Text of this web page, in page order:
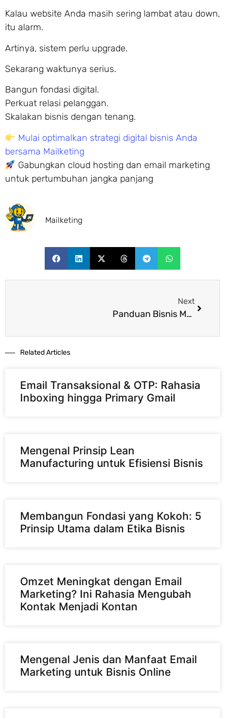
Kalau website Anda masih sering lambat atau down,
itu alarm.
Artinya, sistem perlu upgrade.
Sekarang waktunya serius.
Bangun fondasi digital.
Perkuat relasi pelanggan.
Skalakan bisnis dengan tenang.
Mulai optimalkan strategi digital bisnis Anda
bersama Mailketing
Gabungkan cloud hosting dan email marketing
untuk pertumbuhan jangka panjang
Mailketing
Next
Panduan Bisnis Menguntungkan: Fokus Profit Sejak Awal
Related Articles​
Email Transaksional & OTP: Rahasia
Inboxing hingga Primary Gmail
Mengenal Prinsip Lean
Manufacturing untuk Efisiensi Bisnis
Membangun Fondasi yang Kokoh: 5
Prinsip Utama dalam Etika Bisnis
Omzet Meningkat dengan Email
Marketing? Ini Rahasia Mengubah
Kontak Menjadi Kontan
Mengenal Jenis dan Manfaat Email
Marketing untuk Bisnis Online